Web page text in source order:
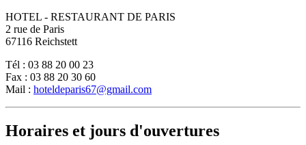
HOTEL - RESTAURANT DE PARIS
2 rue de Paris
67116 Reichstett
Tél : 03 88 20 00 23
Fax : 03 88 20 30 60
Mail : hoteldeparis67@gmail.com
Horaires et jours d'ouvertures